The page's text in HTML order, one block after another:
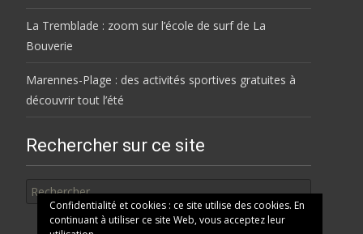
La Tremblade : zoom sur l’école de surf de La
Bouverie
Marennes-Plage : des activités sportives gratuites à
découvrir tout l’été
Rechercher sur ce site
Confidentialité et cookies : ce site utilise des cookies. En
continuant à utiliser ce site Web, vous acceptez leur